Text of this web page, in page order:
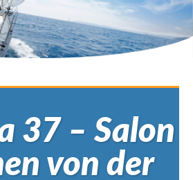
37 – Salon
von der